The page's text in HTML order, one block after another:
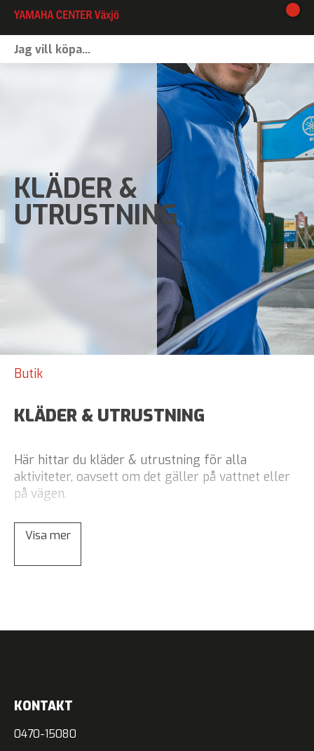
Webshop
Vinterförvaring
Verkstad
Kontakt
Våra varumärken
Båtförmedling
MC-förmedling
KLÄDER &
UTRUSTNING
Butik
KLÄDER & UTRUSTNING
Här hittar du kläder & utrustning för alla
aktiviteter, oavsett om det gäller på vattnet eller
på vägen.
Visa mer
KONTAKT
0470-15080